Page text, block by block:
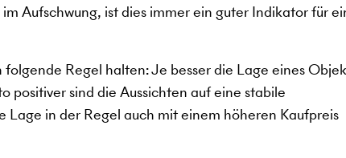
Aufschwung, ist dies immer ein guter Indikator für
Regel halten: Je besser die Lage eines
positiver sind die Aussichten auf eine stabile
Lage in der Regel auch mit einem höheren Kaufpreis